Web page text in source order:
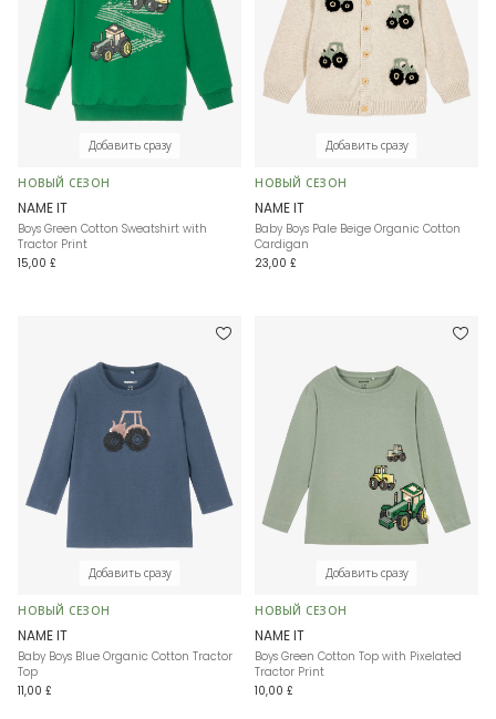
Добавить сразу
НОВЫЙ СЕЗОН
NAME IT
Boys Green Cotton Sweatshirt with
Tractor Print
15,00 £
Добавить сразу
НОВЫЙ СЕЗОН
NAME IT
Baby Boys Pale Beige Organic Cotton
Cardigan
23,00 £
Добавить сразу
НОВЫЙ СЕЗОН
NAME IT
Baby Boys Blue Organic Cotton Tractor
Top
11,00 £
Добавить сразу
НОВЫЙ СЕЗОН
NAME IT
Boys Green Cotton Top with Pixelated
Tractor Print
10,00 £